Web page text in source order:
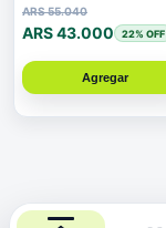
ARS 55.040
ARS 43.000 22% OFF
Agregar